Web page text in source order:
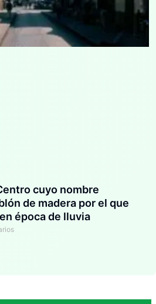
cuyo nombre
de madera por el que
época de lluvia